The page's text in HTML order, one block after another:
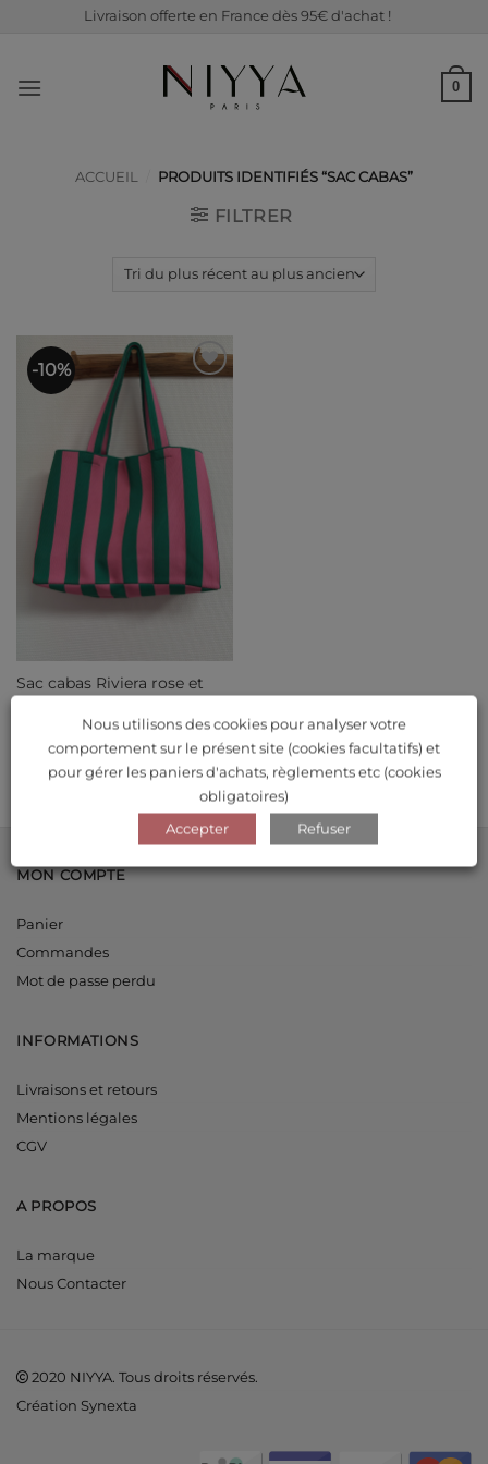
Livraison offerte en France dès 95€ d'achat !
0
ACCUEIL PRODUITS IDENTIFIÉS “SAC CABAS”
FILTRER
-10%
Sac cabas Riviera rose et
vert
Le
initial
était :
29.90€.
26.90 €Le
actuel
est :
26.90€.
MON COMPTE
Panier
Commandes
Mot de passe perdu
INFORMATIONS
Livraisons et retours
Mentions légales
CGV
A PROPOS
La marque
Nous Contacter
2020 NIYYA. Tous droits réservés.
Création Synexta
Nous utilisons des cookies pour analyser votre
comportement sur le présent site (cookies facultatifs) et
pour gérer les paniers d'achats, règlements etc (cookies
obligatoires)
Accepter
Refuser